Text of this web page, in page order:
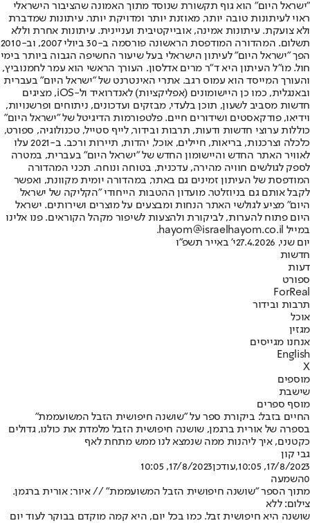
"ישראל היום" הוא גוף תקשורת שנוסד מתוך האמונה שהציבור הישראלי
ראוי לעיתונות טובה יותר, מאוזנת יותר ומדויקת יותר. עיתונות שמדברת
ולא צועקת. עיתונות אמינה, אובייקטיבית ועניינית. עיתונות אחרת וללא
תשלום. המהדורה המודפסת הראשונה פורסמה ב-30 ביולי 2007, וב-2010
הפך "ישראל היום" לעיתון הישראלי בעל שיעור החשיפה הגבוה ביותר בימי
חול. מו"ל העיתון היא ד"ר מרים אדלסון. העורך הראשי הוא עמר לחמנוביץ,
והעורך המייסד הוא עמוס רגב. אתרי האינטרנט של "ישראל היום" בעברית
ובאנגלית, כמו כן היישומונים (אפליקציות) לאנדרואיד ול-iOS, מציגים
חדשות מסביב לשעון, תוכן בלעדי, מבזקים ועדכונים, ניתוחים ופרשנויות,
וידיאו, פודקאסטים ושידורים חיים. פלטפורמות הדיגיטל של "ישראל היום"
כוללות ערוצי חדשות ודעות, תרבות ובידור, לייף סטייל, טכנולוגיה, ספורט,
כלכלה וצרכנות, בריאות, חיילים, אוכל, יהדות, תיירות ורכב. ב-2021 עלו
לאוויר האתר החדש והיישומון החדש של "ישראל היום" בעברית, במטרה
לספק לגולשים חוויה מהירה, עדכנית, בטוחה ונוחה. תכני המהדורה
המודפסת של העיתון זמינים גם באתר, במהדורה יומית מקוונת, ואפשר
לקבל אותם גם בניוזלטר. מועדון ההטבות הייחודי "הקליקה של ישראל
היום" מציע לגולשי האתר הנחות ומבצעים על מוצרים ושירותים. ישראל
היום פתוח להערות, לביקורת ולהצעות לשיפור מקהל הקוראים. פנו אלינו
במייל hayom@israelhayom.co.il.
יום שני, 27.4.2026
י' באייר תשפ"ו
חדשות
דעות
ספורט
ForReal
תרבות ובידור
אוכל
מגזין
אנחנו מגייסים
English
X
מוספים
שישבת
מוסף ספרים
החיים בזבל: ביקורת ספר על "שושנה חיפושית הזבל המשועממת"
בספרה של אורית ברגמן, שושנה חיפושית הזבל מלמדת את כולנו, גדולים
כקטנים, איך ליהנות ממה שנמצא לנו ממש מתחת לאף
גבי קון
17/8/2023, 10:05
,עודכן17/8/2023, 10:05
0השמעה
מתוך הספר "שושנה חיפושית הזבל המשועממת" // איור: אורית ברגמן.
צילום: ללא
שושנה היא חיפושית זבל. כמו בכל יום, היא קמה מוקדם בבוקר לעוד יום